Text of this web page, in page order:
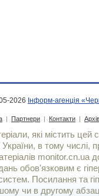
2026 Інформ-агенція
| Партнери | Контакти |
які містить цей
в тому числі,
monitor.cn.ua
обов'язковим є
Посилання та
чи в другому